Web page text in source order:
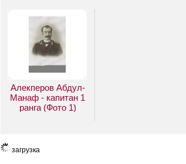
Алекперов Абдул-
Манаф - капитан 1
ранга (Фото 1)
загрузка